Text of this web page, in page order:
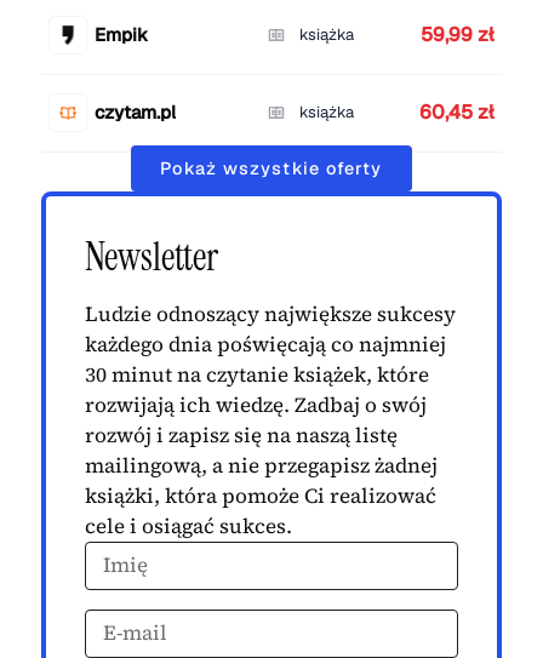
Empik książka 59,99 zł
czytam.pl książka 60,45 zł
Pokaż wszystkie oferty
Newsletter
Ludzie odnoszący największe sukcesy
każdego dnia poświęcają co najmniej
30 minut na czytanie książek, które
rozwijają ich wiedzę. Zadbaj o swój
rozwój i zapisz się na naszą listę
mailingową, a nie przegapisz żadnej
książki, która pomoże Ci realizować
cele i osiągać sukces.